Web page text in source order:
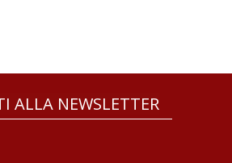
ALLA NEWSLETTER